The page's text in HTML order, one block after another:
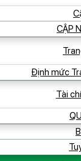
CẬP
Định mức
Tài